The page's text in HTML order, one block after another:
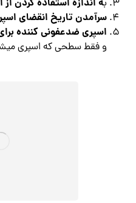
به اندازه استفاده کردن از
سرآمدن تاریخ انقضای
اسپری ضدعفونی کننده
و فقط سطحی که اسپری